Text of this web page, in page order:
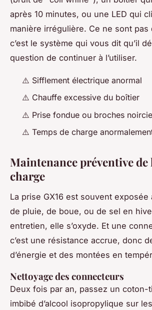
après 10 minutes, ou une LED qui
manière irrégulière. Ce ne sont pas
c’est le système qui vous dit qu’il
question de continuer à l’utiliser.
⚠️ Sifflement électrique anormal
⚠️ Chauffe excessive du boîtier
⚠️ Prise fondue ou broches
⚠️ Temps de charge
Maintenance préventive de
charge
La prise GX16 est souvent
de pluie, de boue, ou de sel en
entretien, elle s’oxyde. Et une
c’est une résistance accrue, donc
d’énergie et des montées en
Nettoyage des connecteurs
Deux fois par an, passez un coton-
imbibé d’alcool isopropylique sur